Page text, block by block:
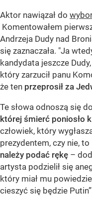
Aktor nawiązał do
Komentowałem
Andrzeja Dudy nad
się zaznaczała. "Ja
kandydata jeszcze
który zarzucił panu
że ten przeprosił za
Te słowa odnoszą się do
której śmierć poniosło
człowiek, który
prezydentem, czy nie, to
należy podać rękę –
artysta podzielił się
który miał mu
cieszyć się będzie